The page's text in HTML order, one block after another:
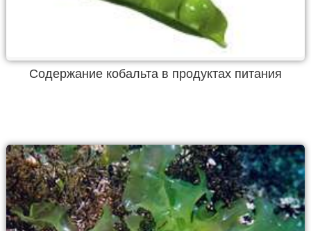
Содержание кобальта в продуктах питания